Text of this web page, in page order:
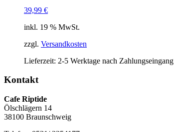
39,99 €
inkl. 19 % MwSt.
zzgl. Versandkosten
Lieferzeit: 2-5 Werktage nach Zahlungseingang
Kontakt
Cafe Riptide
Ölschlägern 14
38100 Braunschweig